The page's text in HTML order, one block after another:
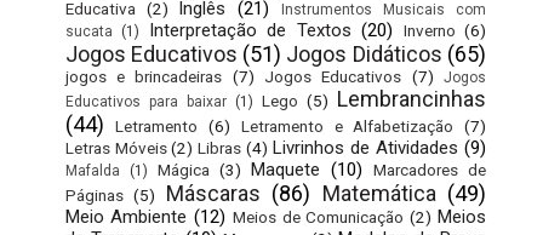
Educativa (2) Inglês (21)
Instrumentos Musicais com
sucata
(1) Interpretação de Textos (20) Inverno (6)
Jogos Educativos (51) Jogos Didáticos (65)
jogos e brincadeiras (7) Jogos Educativos (7)
Jogos
Educativos para baixar (1) Lego (5) Lembrancinhas
(44)
Letramento (6) Letramento e Alfabetização
(7)
Letras Móveis (2) Libras (4) Livrinhos de Atividades (9)
Mafalda (1) Mágica (3) Maquete (10)
Marcadores de
Páginas (5) Máscaras (86) Matemática (49)
Meio Ambiente (12) Meios de Comunicação (2) Meios